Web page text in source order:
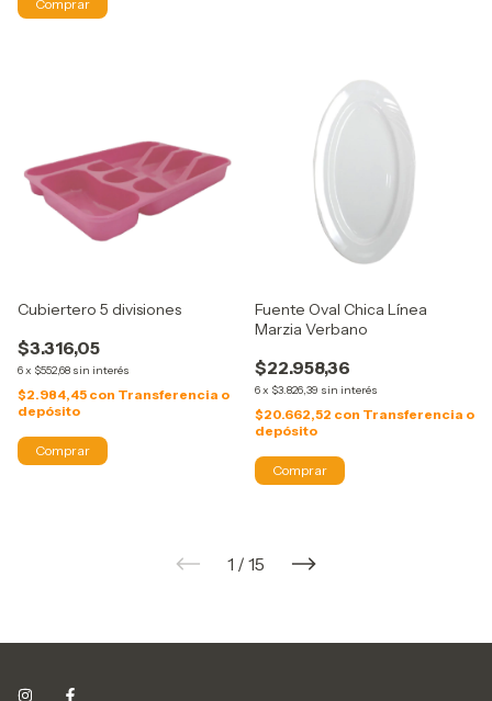
Cubiertero 5 divisiones
$3.316,05
6x $552,68 sin interés
$2.984,45 con Transferencia o
depósito
Fuente Oval Chica Línea
Marzia Verbano
$22.958,36
6x $3.826,39 sin interés
$20.662,52 con Transferencia o
depósito
1 / 15